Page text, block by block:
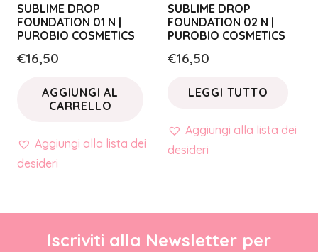
SUBLIME DROP
FOUNDATION 01 N |
PUROBIO COSMETICS
€16,50
AGGIUNGI AL
CARRELLO
Aggiungi alla lista dei
desideri
SUBLIME DROP
FOUNDATION 02 N |
PUROBIO COSMETICS
€16,50
LEGGI TUTTO
Aggiungi alla lista dei
desideri
Iscriviti alla Newsletter per